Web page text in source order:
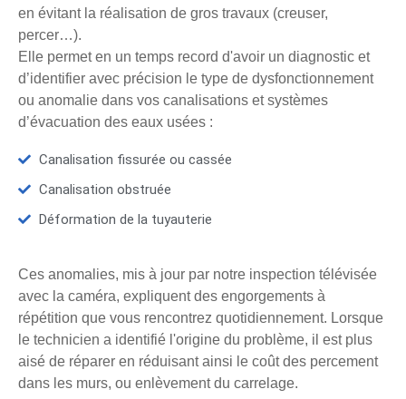
en évitant la réalisation de gros travaux (creuser,
percer…).
Elle permet en un temps record d'avoir un diagnostic et
d’identifier avec précision le type de dysfonctionnement
ou anomalie dans vos canalisations et systèmes
d’évacuation des eaux usées :
Canalisation fissurée ou cassée
Canalisation obstruée
Déformation de la tuyauterie
Ces anomalies, mis à jour par notre inspection télévisée
avec la caméra, expliquent des engorgements à
répétition que vous rencontrez quotidiennement. Lorsque
le technicien a identifié l'origine du problème, il est plus
aisé de réparer en réduisant ainsi le coût des percement
dans les murs, ou enlèvement du carrelage.